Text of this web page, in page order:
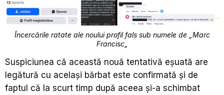
Încercările ratate ale noului profil fals sub numele de „Marc
Francisc„
Suspiciunea că această nouă tentativă eșuată are
legătură cu același bărbat este confirmată și de
faptul că la scurt timp după aceea și-a schimbat